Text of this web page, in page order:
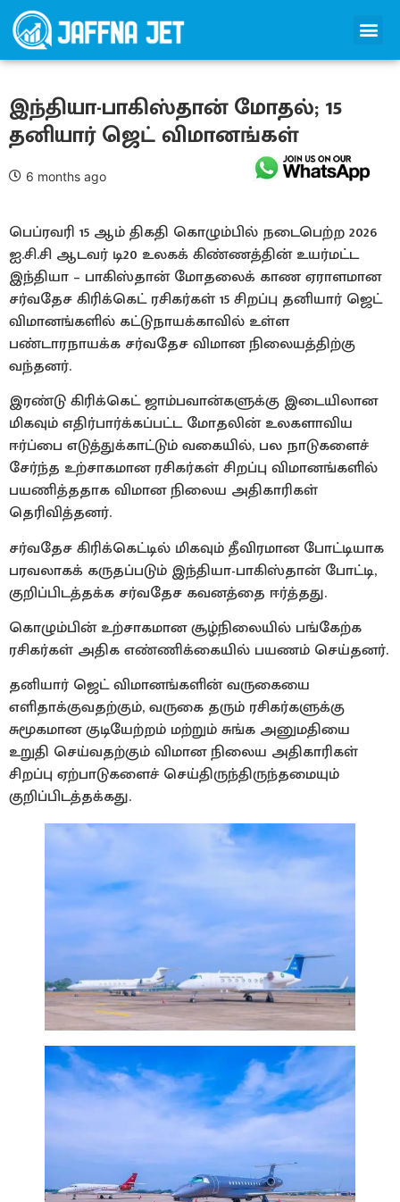
இந்தியா-பாகிஸ்தான் மோதல்; 15
தனியார் ஜெட் விமானங்கள்
6 months ago
பெப்ரவரி 15 ஆம் திகதி கொழும்பில் நடைபெற்ற 2026
ஐ.சி.சி ஆடவர் டி20 உலகக் கிண்ணத்தின் உயர்மட்ட
இந்தியா – பாகிஸ்தான் மோதலைக் காண ஏராளமான
சர்வதேச கிரிக்கெட் ரசிகர்கள் 15 சிறப்பு தனியார் ஜெட்
விமானங்களில் கட்டுநாயக்காவில் உள்ள
பண்டாரநாயக்க சர்வதேச விமான நிலையத்திற்கு
வந்தனர்.
இரண்டு கிரிக்கெட் ஜாம்பவான்களுக்கு இடையிலான
மிகவும் எதிர்பார்க்கப்பட்ட மோதலின் உலகளாவிய
ஈர்ப்பை எடுத்துக்காட்டும் வகையில், பல நாடுகளைச்
சேர்ந்த உற்சாகமான ரசிகர்கள் சிறப்பு விமானங்களில்
பயணித்ததாக விமான நிலைய அதிகாரிகள்
தெரிவித்தனர்.
சர்வதேச கிரிக்கெட்டில் மிகவும் தீவிரமான போட்டியாக
பரவலாகக் கருதப்படும் இந்தியா-பாகிஸ்தான் போட்டி,
குறிப்பிடத்தக்க சர்வதேச கவனத்தை ஈர்த்தது.
கொழும்பின் உற்சாகமான சூழ்நிலையில் பங்கேற்க
ரசிகர்கள் அதிக எண்ணிக்கையில் பயணம் செய்தனர்.
தனியார் ஜெட் விமானங்களின் வருகையை
எளிதாக்குவதற்கும், வருகை தரும் ரசிகர்களுக்கு
சுமூகமான குடியேற்றம் மற்றும் சுங்க அனுமதியை
உறுதி செய்வதற்கும் விமான நிலைய அதிகாரிகள்
சிறப்பு ஏற்பாடுகளைச் செய்திருந்திருந்தமையும்
குறிப்பிடத்தக்கது.